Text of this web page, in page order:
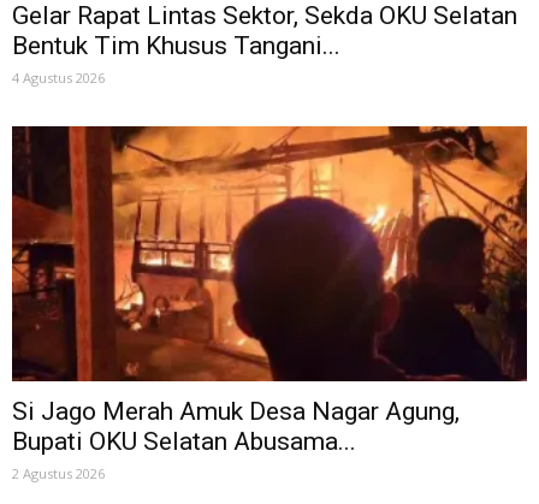
Gelar Rapat Lintas Sektor, Sekda OKU Selatan
Bentuk Tim Khusus Tangani...
4 Agustus 2026
​Si Jago Merah Amuk Desa Nagar Agung,
Bupati OKU Selatan Abusama...
2 Agustus 2026